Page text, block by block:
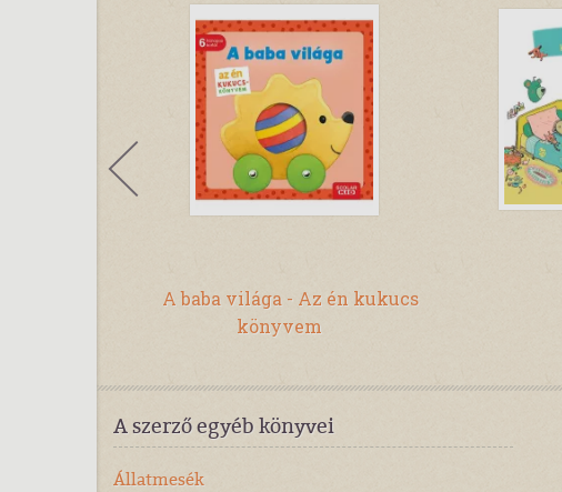
A baba világa - Az én kukucs
könyvem
A szerző egyéb könyvei
Állatmesék